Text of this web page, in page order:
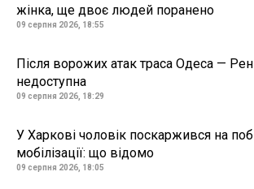
жінка, ще двоє людей поранено
09 серпня 2026, 18:55
Після ворожих атак траса Одеса —
недоступна
09 серпня 2026, 18:29
У Харкові чоловік поскаржився на
мобілізації: що відомо
09 серпня 2026, 18:05